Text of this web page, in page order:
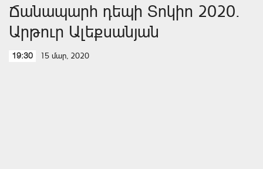
Ճանապարհ դեպի Տոկիո 2020.
Արթուր Ալեքսանյան
19:30 15 մար, 2020